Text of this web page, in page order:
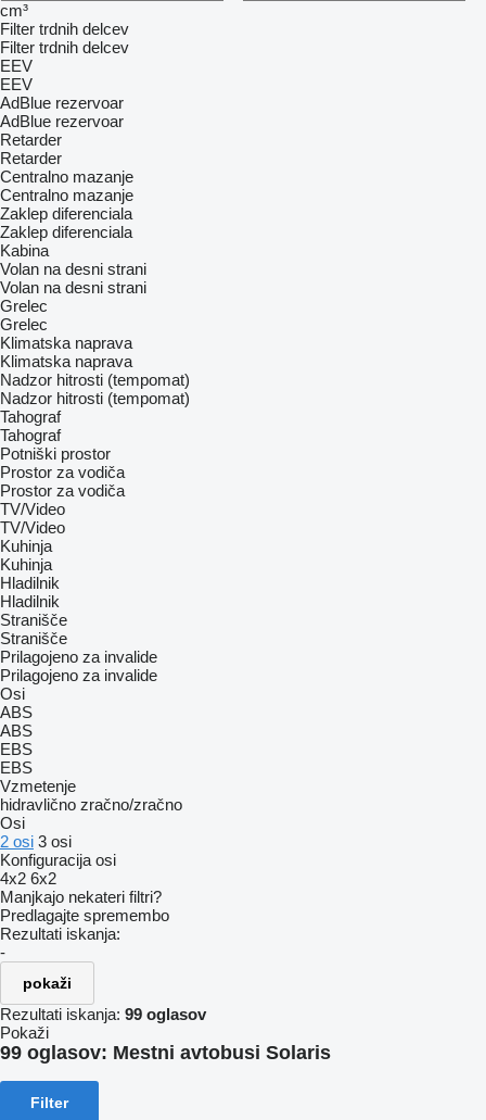
cm³
Filter trdnih delcev
Filter trdnih delcev
EEV
EEV
AdBlue rezervoar
AdBlue rezervoar
Retarder
Retarder
Centralno mazanje
Centralno mazanje
Zaklep diferenciala
Zaklep diferenciala
Kabina
Volan na desni strani
Volan na desni strani
Grelec
Grelec
Klimatska naprava
Klimatska naprava
Nadzor hitrosti (tempomat)
Nadzor hitrosti (tempomat)
Tahograf
Tahograf
Potniški prostor
Prostor za vodiča
Prostor za vodiča
TV/Video
TV/Video
Kuhinja
Kuhinja
Hladilnik
Hladilnik
Stranišče
Stranišče
Prilagojeno za invalide
Prilagojeno za invalide
Osi
ABS
ABS
EBS
EBS
Vzmetenje
hidravlično zračno/zračno
Osi
2 osi 3 osi
Konfiguracija osi
4x2 6x2
Manjkajo nekateri filtri?
Predlagajte spremembo
Rezultati iskanja:
-
pokaži
Rezultati iskanja: 99 oglasov
Pokaži
99 oglasov: Mestni avtobusi Solaris
Filter